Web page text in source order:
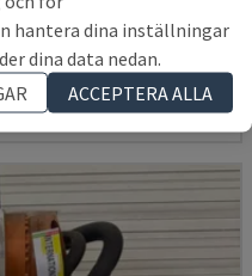
679 588 SEK
hantera dina inställningar
dina data nedan.
ACCEPTERA ALLA